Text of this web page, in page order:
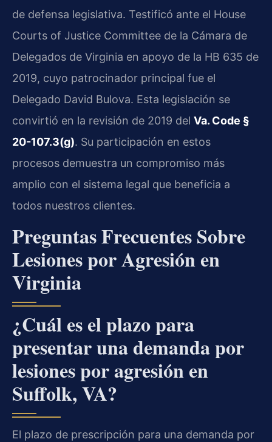
de defensa legislativa. Testificó ante el House
Courts of Justice Committee de la Cámara de
Delegados de Virginia en apoyo de la HB 635 de
2019, cuyo patrocinador principal fue el
Delegado David Bulova. Esta legislación se
convirtió en la revisión de 2019 del Va. Code §
20-107.3(g). Su participación en estos
procesos demuestra un compromiso más
amplio con el sistema legal que beneficia a
todos nuestros clientes.
Preguntas Frecuentes Sobre
Lesiones por Agresión en
Virginia
¿Cuál es el plazo para
presentar una demanda por
lesiones por agresión en
Suffolk, VA?
El plazo de prescripción para una demanda por